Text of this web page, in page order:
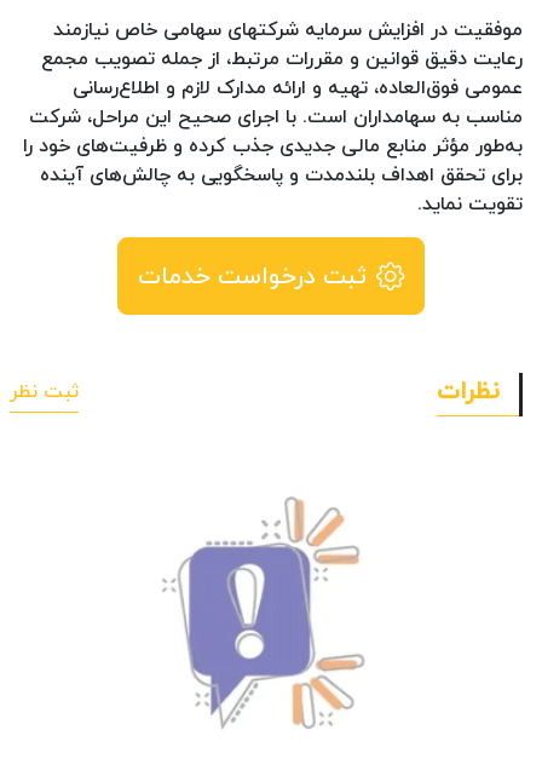
موفقیت در افزایش سرمایه شرکتهای سهامی خاص نیازمند
رعایت دقیق قوانین و مقررات مرتبط، از جمله تصویب مجمع
عمومی فوق‌العاده، تهیه و ارائه مدارک لازم و اطلاع‌رسانی
مناسب به سهامداران است. با اجرای صحیح این مراحل، شرکت
به‌طور مؤثر منابع مالی جدیدی جذب کرده و ظرفیت‌های خود را
برای تحقق اهداف بلندمدت و پاسخگویی به چالش‌های آینده
تقویت نماید.
ثبت درخواست خدمات
نظرات ثبت نظر